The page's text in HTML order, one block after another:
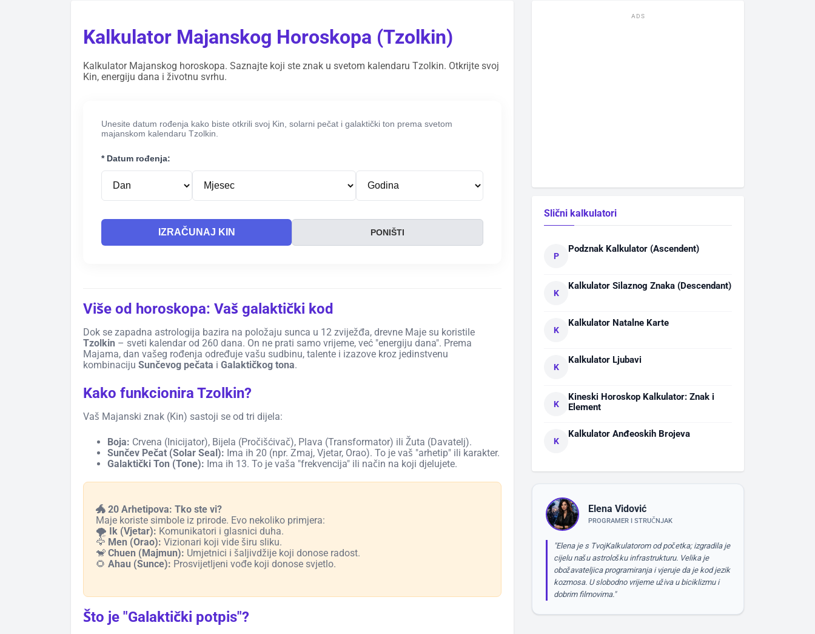
Kalkulator Majanskog Horoskopa (Tzolkin)
Kalkulator Majanskog horoskopa. Saznajte koji ste znak u svetom kalendaru Tzolkin. Otkrijte svoj
Kin, energiju dana i životnu svrhu.
Unesite datum rođenja kako biste otkrili svoj Kin, solarni pečat i galaktički ton prema svetom
majanskom kalendaru Tzolkin.
* Datum rođenja:
IZRAČUNAJ KIN PONIŠTI
Više od horoskopa: Vaš galaktički kod
Dok se zapadna astrologija bazira na položaju sunca u 12 zviježđa, drevne Maje su koristile
Tzolkin – sveti kalendar od 260 dana. On ne prati samo vrijeme, već "energiju dana". Prema
Majama, dan vašeg rođenja određuje vašu sudbinu, talente i izazove kroz jedinstvenu
kombinaciju Sunčevog pečata i Galaktičkog tona.
Kako funkcionira Tzolkin?
Vaš Majanski znak (Kin) sastoji se od tri dijela:
Boja: Crvena (Inicijator), Bijela (Pročišćivač), Plava (Transformator) ili Žuta (Davatelj).
Sunčev Pečat (Solar Seal): Ima ih 20 (npr. Zmaj, Vjetar, Orao). To je vaš "arhetip" ili karakter.
Galaktički Ton (Tone): Ima ih 13. To je vaša "frekvencija" ili način na koji djelujete.
🐲 20 Arhetipova: Tko ste vi?
Maje koriste simbole iz prirode. Evo nekoliko primjera:
🌪️ Ik (Vjetar): Komunikatori i glasnici duha.
🦅 Men (Orao): Vizionari koji vide širu sliku.
🐒 Chuen (Majmun): Umjetnici i šaljivdžije koji donose radost.
🌻 Ahau (Sunce): Prosvijetljeni vođe koji donose svjetlo.
Što je "Galaktički potpis"?
ADS
Slični kalkulatori
P
Podznak Kalkulator (Ascendent)
K
Kalkulator Silaznog Znaka (Descendant)
K
Kalkulator Natalne Karte
K
Kalkulator Ljubavi
K
Kineski Horoskop Kalkulator: Znak i
Element
K
Kalkulator Anđeoskih Brojeva
Elena Vidović
PROGRAMER I STRUČNJAK
"Elena je s TvojKalkulatorom od početka; izgradila je
cijelu našu astrološku infrastrukturu. Velika je
obožavateljica programiranja i vjeruje da je kod jezik
kozmosa. U slobodno vrijeme uživa u biciklizmu i
dobrim filmovima."